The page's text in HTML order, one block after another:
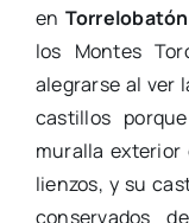
en Torrelobatón
los Montes
alegrarse al ver
castillos
muralla exterior
lienzos, y su
conservados